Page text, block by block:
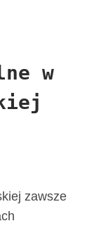
w
zawsze